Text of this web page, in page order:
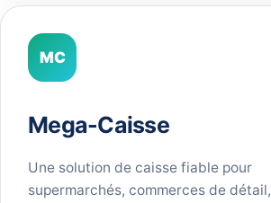
MC
Mega-Caisse
Une solution de caisse fiable pour
supermarchés, commerces de détail,